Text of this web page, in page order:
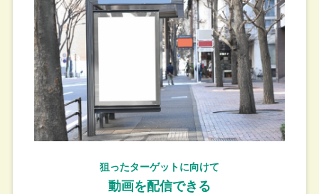
狙ったターゲットに向けて​
動画を配信できる​